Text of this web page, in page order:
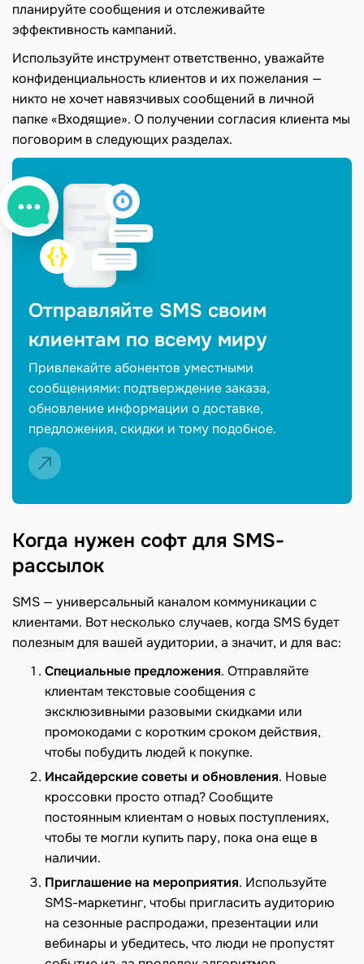
планируйте сообщения и отслеживайте
эффективность кампаний.
Используйте инструмент ответственно, уважайте
конфиденциальность клиентов и их пожелания —
никто не хочет навязчивых сообщений в личной
папке «Входящие». О получении согласия клиента мы
поговорим в следующих разделах.
Отправляйте SMS своим
клиентам по всему миру
Привлекайте абонентов уместными
сообщениями: подтверждение заказа,
обновление информации о доставке,
предложения, скидки и тому подобное.
Когда нужен софт для SMS-
рассылок
SMS — универсальный каналом коммуникации с
клиентами. Вот несколько случаев, когда SMS будет
полезным для вашей аудитории, а значит, и для вас:
Специальные предложения. Отправляйте
клиентам текстовые сообщения с
эксклюзивными разовыми скидками или
промокодами с коротким сроком действия,
чтобы побудить людей к покупке.
Инсайдерские советы и обновления. Новые
кроссовки просто отпад? Сообщите
постоянным клиентам о новых поступлениях,
чтобы те могли купить пару, пока она еще в
наличии.
Приглашение на мероприятия. Используйте
SMS-маркетинг, чтобы пригласить аудиторию
на сезонные распродажи, презентации или
вебинары и убедитесь, что люди не пропустят